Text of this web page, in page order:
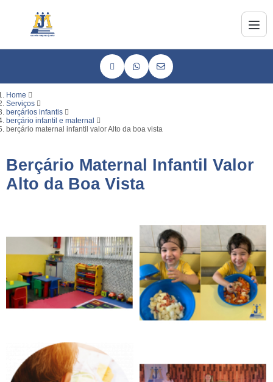
Home
Serviços
berçários infantis
berçário infantil e maternal
berçário maternal infantil valor Alto da boa vista
Berçário Maternal Infantil Valor
Alto da Boa Vista